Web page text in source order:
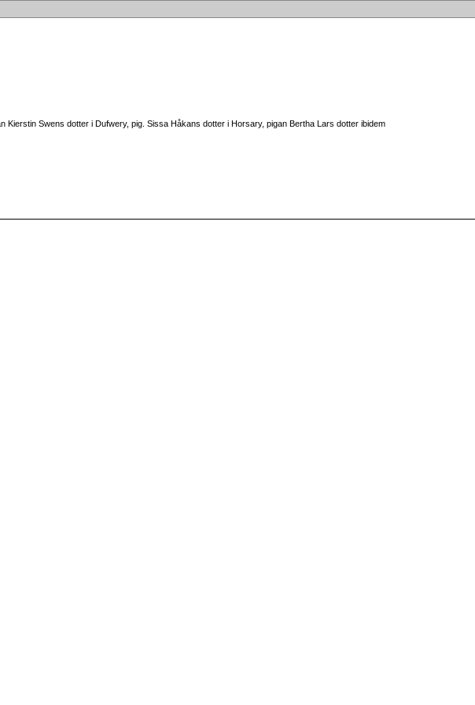
Swens dotter i Dufwery, pig. Sissa Håkans dotter i Horsary, pigan Bertha Lars dotter ibidem